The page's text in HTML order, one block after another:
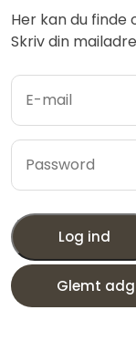
Her kan du finde
Skriv din
Log ind
Glemt